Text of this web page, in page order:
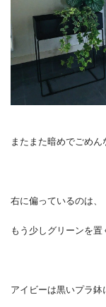
またまた暗めでごめ
右に偏っているのは、
もう少しグリーンを置
アイビーは黒いプラ鉢